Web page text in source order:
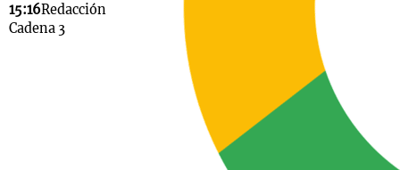
15:16Redacción
Cadena 3